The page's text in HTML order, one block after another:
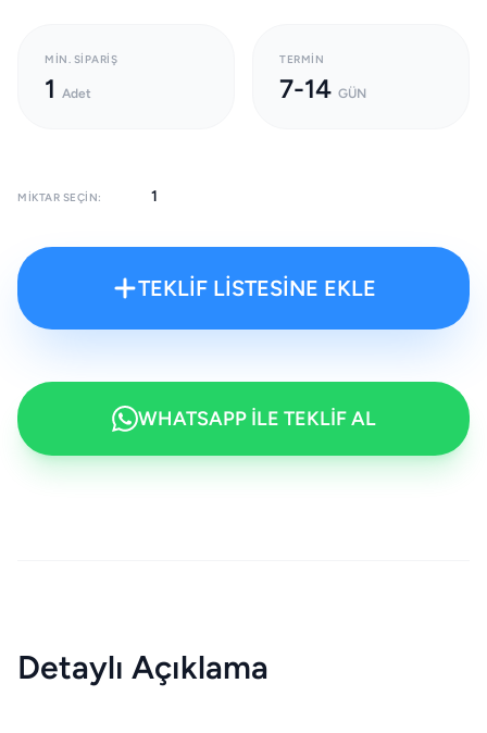
MIN. SIPARIŞ
1 Adet
TERMIN
7-14 GÜN
MIKTAR SEÇIN:
TEKLİF LİSTESİNE EKLE
WHATSAPP İLE TEKLİF AL
Detaylı Açıklama